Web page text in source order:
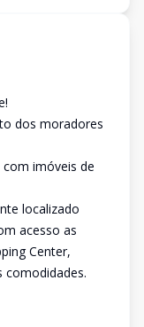
dos moradores
imóveis de
localizado
acesso as
Center,
comodidades.